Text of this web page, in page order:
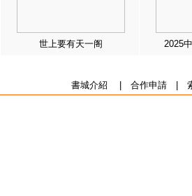
世上要有天一阁 2025
書城介紹 合作申請|